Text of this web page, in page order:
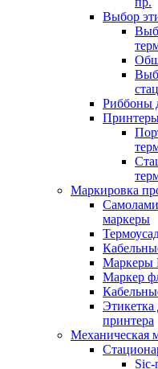
Выбор
Риббоны
Маркировка
маркеры
Маркеры
Маркер
Этикетка
принтера
Механическая
Sic-